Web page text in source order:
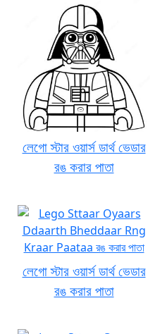
লেগো স্টার ওয়ার্স ডার্থ ভেডার
রঙ করার পাতা
লেগো স্টার ওয়ার্স ডার্থ ভেডার
রঙ করার পাতা